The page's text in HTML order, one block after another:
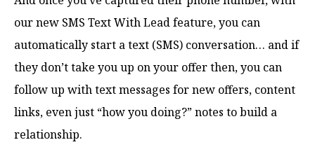
our new SMS Text With Lead feature, you can
automatically start a text (SMS) conversation… and if
they don’t take you up on your offer then, you can
follow up with text messages for new offers, content
links, even just “how you doing?” notes to build a
relationship.